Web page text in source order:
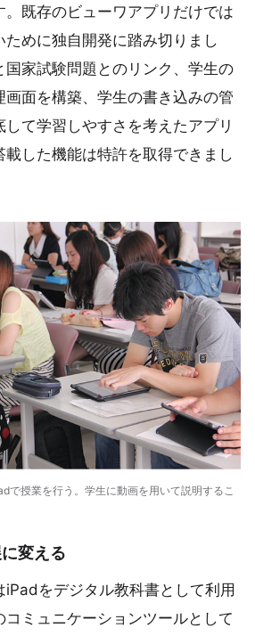
。既存のビューワアプリだけでは
ために独自開発に踏み切りまし
国家試験問題とのリンク、学生の
画面を構築、学生の書き込みの管
て学習しやすさを考えたアプリ
載した機能は特許を取得できまし
で授業を行う。学生に動画を用いて説明するこ
変える
iPadをデジタル教科書として利用
ミュニケーションツールとして